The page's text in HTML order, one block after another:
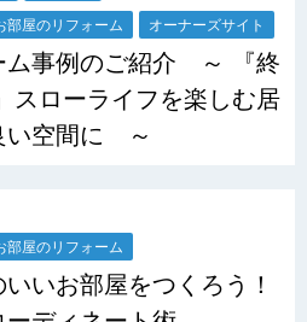
部屋のリフォーム オーナーズサイト
ム事例のご紹介 ～ 『終
スローライフを楽しむ居
い空間に ～
部屋のリフォーム
いお部屋をつくろう！